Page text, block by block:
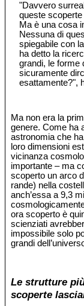
"Davvero
queste
Ma è una cosa
Nessuna di
spiegabile con
ha detto la
grandi, le forme
sicuramente
esattamente?",
Ma non era la
genere. Come ha
astronomia che
loro dimensioni
vicinanza
importante – ma
scoperto un arco
rande) nella
anch’essa a 9,3
ora scoperto è
scienziati
impossibile solo
grandi
Le strutture
scoperte